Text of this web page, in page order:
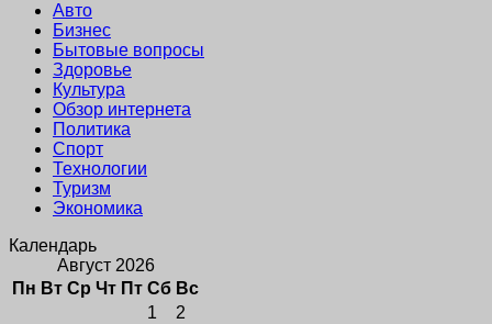
Авто
Бизнес
Бытовые вопросы
Здоровье
Культура
Обзор интернета
Политика
Спорт
Технологии
Туризм
Экономика
Календарь
Август 2026
Пн Вт Ср Чт Пт Сб Вс
1
2